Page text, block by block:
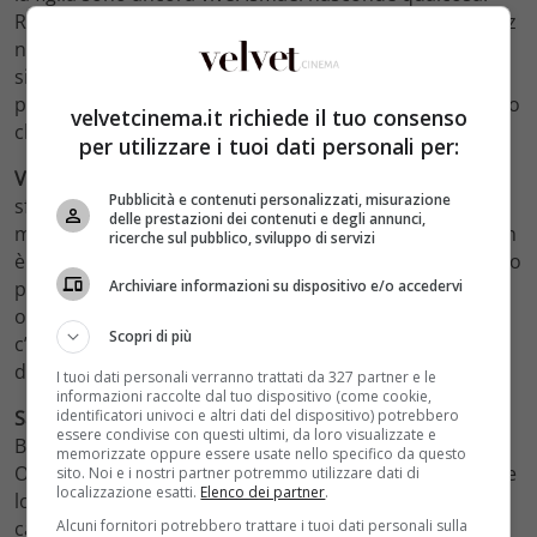
Rogelia rivela a Hernand e Camila che la ferita di Beatriz
non sta guarendo come dovrebbe: la ragazza soffre in
silenzio… Carmelo sembra non soffrire minimamente
per quanto successo a Sol, ma Lucas promette a Severo
che gliene parlerà…
Venerdì 8.
sfogare. Ismael cura la ferita di Beatriz e pare ci sia un
miglioramento. Matias è molto geloso in quanto lui non
è riuscito a far niente per Beatriz. Gracia e Hipolito sono
particolarmente felici. Dolores cerca di indagare, senza
ottenere le risposte aspettate. Emilia confida a Fe che
c’è un uomo che la sta ricattando. Ma omette il nome
del suo ricattatore.
Sabato 9.Ismael regala un bastone da passeggio a
Beatriz e Matias continua a non fidarsi di lui. Hipolito e
Onesimo, dopo il crollo della Borsa, vogliono vendere le
loro azioni ma non ricordano la combinazione della
cassaforte nella quale hanno messo i documenti
velvetcinema.it richiede il tuo consenso
per utilizzare i tuoi dati personali per:
Pubblicità e contenuti personalizzati, misurazione
delle prestazioni dei contenuti e degli annunci,
ricerche sul pubblico, sviluppo di servizi
Archiviare informazioni su dispositivo e/o accedervi
Scopri di più
I tuoi dati personali verranno trattati da 327 partner e le
informazioni raccolte dal tuo dispositivo (come cookie,
identificatori univoci e altri dati del dispositivo) potrebbero
essere condivise con questi ultimi, da loro visualizzate e
memorizzate oppure essere usate nello specifico da questo
sito. Noi e i nostri partner potremmo utilizzare dati di
localizzazione esatti. Elenco dei partner.
Alcuni fornitori potrebbero trattare i tuoi dati personali sulla